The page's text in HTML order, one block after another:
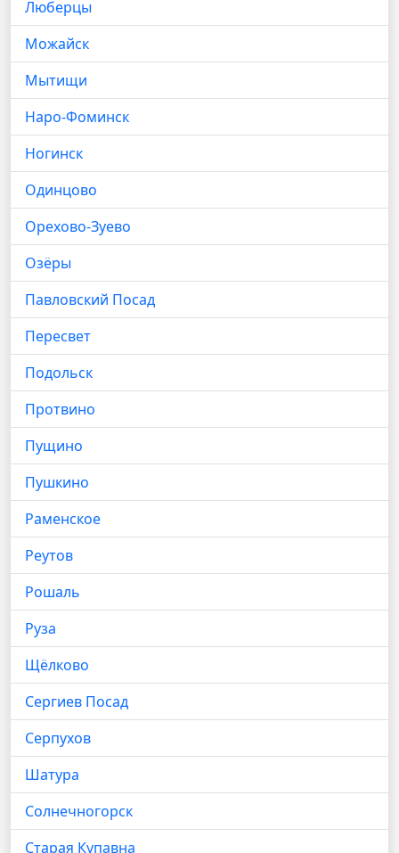
Люберцы
Можайск
Мытищи
Наро-Фоминск
Ногинск
Одинцово
Орехово-Зуево
Озёры
Павловский Посад
Пересвет
Подольск
Протвино
Пущино
Пушкино
Раменское
Реутов
Рошаль
Руза
Щёлково
Сергиев Посад
Серпухов
Шатура
Солнечногорск
Старая Купавна